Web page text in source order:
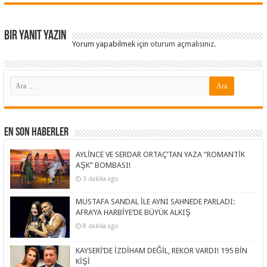
Bir yanıt yazın
Yorum yapabilmek içinoturum açmalısınız.
En Son Haberler
AYLİNCE VE SERDAR ORTAÇ’TAN YAZA “ROMANTİK
AŞK” BOMBASI!
3 dakika ago
MUSTAFA SANDAL İLE AYNI SAHNEDE PARLADI:
AFRA’YA HARBİYE’DE BÜYÜK ALKIŞ
8 dakika ago
KAYSERİ’DE İZDİHAM DEĞİL, REKOR VARDI! 195 BİN
KİŞİ